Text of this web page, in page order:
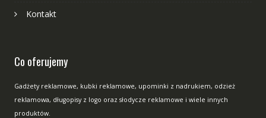
Kontakt
Co oferujemy
Gadżety reklamowe, kubki reklamowe, upominki z nadrukiem, odzież
reklamowa, długopisy z logo oraz słodycze reklamowe i wiele innych
produktów.